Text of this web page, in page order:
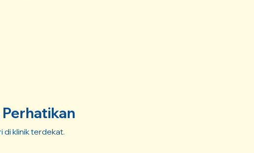
Perhatikan
di klinik terdekat.